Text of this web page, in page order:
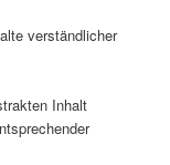
verständlicher
Inhalt